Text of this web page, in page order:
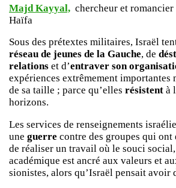
Majd Kayyal, chercheur et
Haïfa
Sous des prétextes militaires, Israël
réseau de jeunes de la Gauche, de
relations et d’entraver son
expériences extrêmement importantes
de sa taille ; parce qu’elles résistent à
horizons.
Les services de renseignements
une guerre contre des groupes qui
de réaliser un travail où le souci
académique est ancré aux valeurs et
sionistes, alors qu’Israël pensait avoir